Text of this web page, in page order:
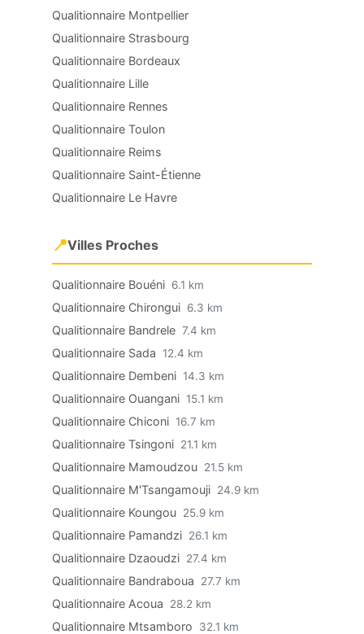
Qualitionnaire Montpellier
Qualitionnaire Strasbourg
Qualitionnaire Bordeaux
Qualitionnaire Lille
Qualitionnaire Rennes
Qualitionnaire Toulon
Qualitionnaire Reims
Qualitionnaire Saint-Étienne
Qualitionnaire Le Havre
📍Villes Proches
Qualitionnaire Bouéni 6.1 km
Qualitionnaire Chirongui 6.3 km
Qualitionnaire Bandrele 7.4 km
Qualitionnaire Sada 12.4 km
Qualitionnaire Dembeni 14.3 km
Qualitionnaire Ouangani 15.1 km
Qualitionnaire Chiconi 16.7 km
Qualitionnaire Tsingoni 21.1 km
Qualitionnaire Mamoudzou 21.5 km
Qualitionnaire M'Tsangamouji 24.9 km
Qualitionnaire Koungou 25.9 km
Qualitionnaire Pamandzi 26.1 km
Qualitionnaire Dzaoudzi 27.4 km
Qualitionnaire Bandraboua 27.7 km
Qualitionnaire Acoua 28.2 km
Qualitionnaire Mtsamboro 32.1 km